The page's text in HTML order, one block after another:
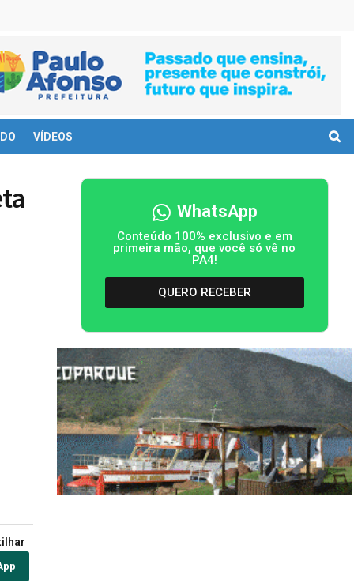
VÍDEOS
WhatsApp
Conteúdo 100% exclusivo e em
primeira mão, que você só vê no
PA4!
QUERO RECEBER